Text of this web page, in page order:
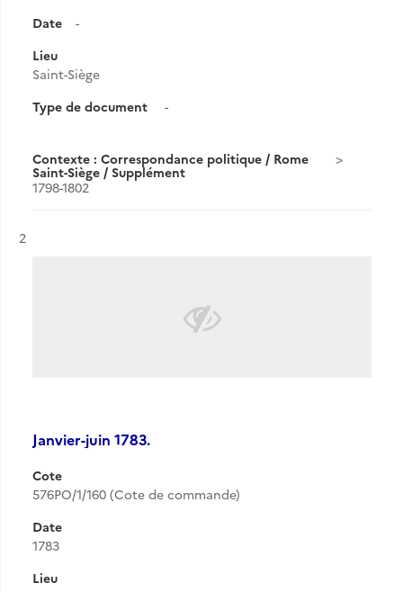
Date
-
Lieu
Saint-Siège
Type de document
-
Contexte : Correspondance politique / Rome
Saint-Siège / Supplément
1798-1802
Résultat n°
2
Janvier-juin 1783.
Cote
576PO/1/160 (Cote de commande)
Date
1783
Lieu